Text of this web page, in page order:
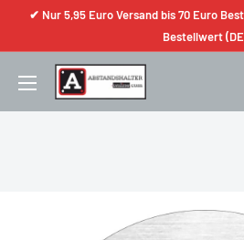
✔ Nur 5,95 Euro Versand bis 70 Euro
Bestellwert